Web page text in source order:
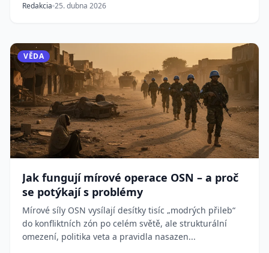
Redakcia 25. dubna 2026
VĚDA
Jak fungují mírové operace OSN – a proč
se potýkají s problémy
Mírové síly OSN vysílají desítky tisíc „modrých přileb“
do konfliktních zón po celém světě, ale strukturální
omezení, politika veta a pravidla nasazen...